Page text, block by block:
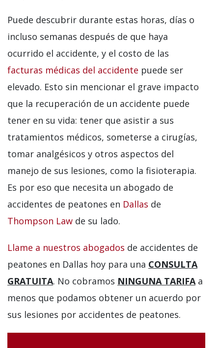
Puede descubrir durante estas horas, días o
incluso semanas después de que haya
ocurrido el accidente, y el costo de las
facturas médicas del accidente puede ser
elevado. Esto sin mencionar el grave impacto
que la recuperación de un accidente puede
tener en su vida: tener que asistir a sus
tratamientos médicos, someterse a cirugías,
tomar analgésicos y otros aspectos del
manejo de sus lesiones, como la fisioterapia.
Es por eso que necesita un abogado de
accidentes de peatones en Dallas de
Thompson Law de su lado.
Llame a nuestros abogados de accidentes de
peatones en Dallas hoy para una CONSULTA
GRATUITA. No cobramos NINGUNA TARIFAa
menos que podamos obtener un acuerdo por
sus lesiones por accidentes de peatones.